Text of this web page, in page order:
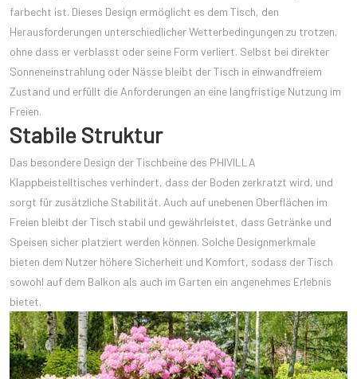
farbecht ist. Dieses Design ermöglicht es dem Tisch, den
Herausforderungen unterschiedlicher Wetterbedingungen zu trotzen,
ohne dass er verblasst oder seine Form verliert. Selbst bei direkter
Sonneneinstrahlung oder Nässe bleibt der Tisch in einwandfreiem
Zustand und erfüllt die Anforderungen an eine langfristige Nutzung im
Freien.
Stabile Struktur
Das besondere Design der Tischbeine des PHIVILLA
Klappbeistelltisches verhindert, dass der Boden zerkratzt wird, und
sorgt für zusätzliche Stabilität. Auch auf unebenen Oberflächen im
Freien bleibt der Tisch stabil und gewährleistet, dass Getränke und
Speisen sicher platziert werden können. Solche Designmerkmale
bieten dem Nutzer höhere Sicherheit und Komfort, sodass der Tisch
sowohl auf dem Balkon als auch im Garten ein angenehmes Erlebnis
bietet.